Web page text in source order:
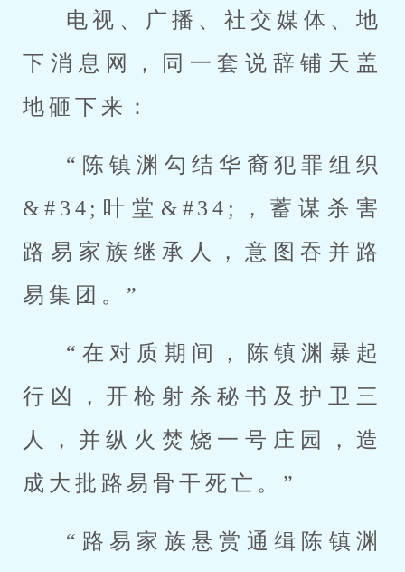
电视、广播、社交媒体、地
下消息网，同一套说辞铺天盖
地砸下来：
“陈镇渊勾结华裔犯罪组织
&#34;叶堂&#34;，蓄谋杀害
路易家族继承人，意图吞并路
易集团。”
“在对质期间，陈镇渊暴起
行凶，开枪射杀秘书及护卫三
人，并纵火焚烧一号庄园，造
成大批路易骨干死亡。”
“路易家族悬赏通缉陈镇渊